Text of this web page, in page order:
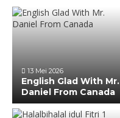
13 Mei 2026
English Glad With Mr.
Daniel From Canada